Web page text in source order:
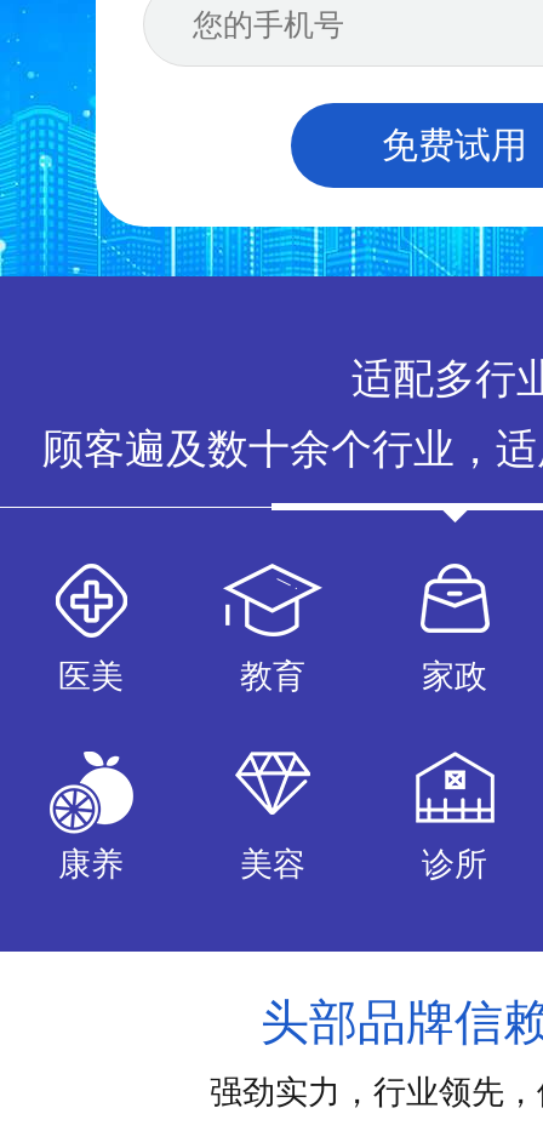
免费试用
适配多行
顾客遍及数十余个行业，
医美 教育 家政
康养 美容 诊所
头部品牌信
强劲实力，行业领先